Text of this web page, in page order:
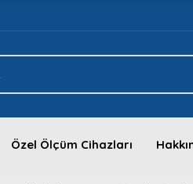
Özel Ölçüm Cihazları